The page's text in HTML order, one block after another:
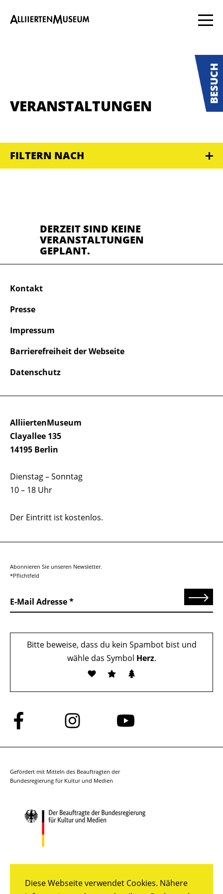
Diese Webseite verwendet Cookies. Nähere
VERANSTALTUNGEN
FILTERN NACH
DERZEIT SIND KEINE
VERANSTALTUNGEN
GEPLANT.
AlliiertenMuseum
Clayallee 135
14195 Berlin
Dienstag – Sonntag
10 – 18 Uhr
Der Eintritt ist kostenlos.
Kontakt
Presse
Impressum
Barrierefreiheit der Webseite
Datenschutz
Abonnieren Sie unseren Newsletter.
*Pflichtfeld
E-Mail Adresse Senden
Bitte beweise, dass du kein Spambot bist und
wähle das Symbol Herz.
Folge
uns
auf
Folge
uns
auf
Folge
auf
Gefördert mit Mitteln des Beauftragten der
Bundesregierung für Kultur und Medien